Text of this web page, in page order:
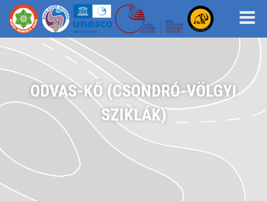
ODVAS-KŐ (CSONDRÓ-VÖLGYI
SZIKLÁK)